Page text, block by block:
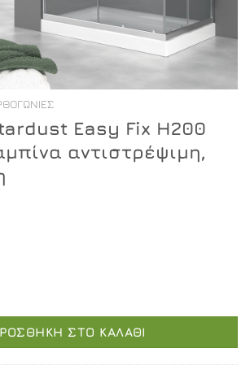
Easy Fix H200
αντιστρέψιμη,
ΣΤΟ ΚΑΛΆΘΙ